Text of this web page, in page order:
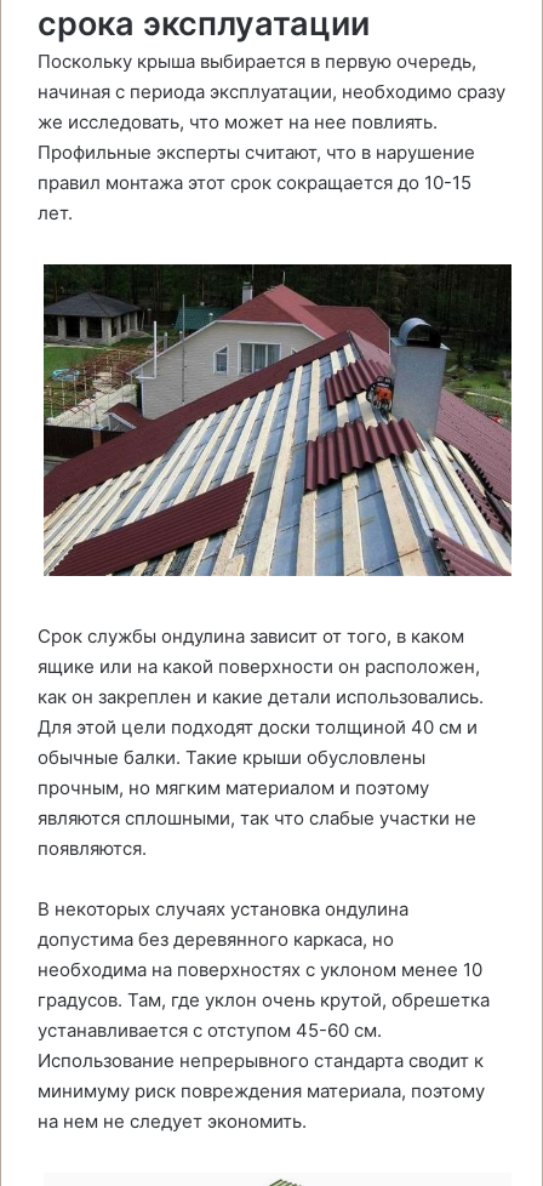
срока эксплуатации
Поскольку крыша выбирается в первую очередь,
начиная с периода эксплуатации, необходимо сразу
же исследовать, что может на нее повлиять.
Профильные эксперты считают, что в нарушение
правил монтажа этот срок сокращается до 10-15
лет.
Срок службы ондулина зависит от того, в каком
ящике или на какой поверхности он расположен,
как он закреплен и какие детали использовались.
Для этой цели подходят доски толщиной 40 см и
обычные балки. Такие крыши обусловлены
прочным, но мягким материалом и поэтому
являются сплошными, так что слабые участки не
появляются.
В некоторых случаях установка ондулина
допустима без деревянного каркаса, но
необходима на поверхностях с уклоном менее 10
градусов. Там, где уклон очень крутой, обрешетка
устанавливается с отступом 45-60 см.
Использование непрерывного стандарта сводит к
минимуму риск повреждения материала, поэтому
на нем не следует экономить.